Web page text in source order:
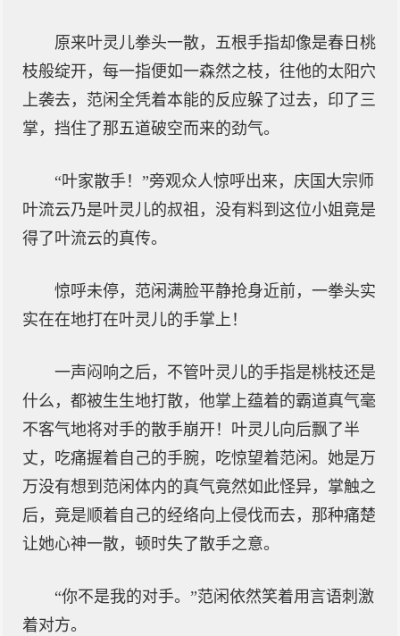
原来叶灵儿拳头一散，五根手指却像是春日桃
枝般绽开，每一指便如一森然之枝，往他的太阳穴
上袭去，范闲全凭着本能的反应躲了过去，印了三
掌，挡住了那五道破空而来的劲气。
“叶家散手！”旁观众人惊呼出来，庆国大宗师
叶流云乃是叶灵儿的叔祖，没有料到这位小姐竟是
得了叶流云的真传。
惊呼未停，范闲满脸平静抢身近前，一拳头实
实在在地打在叶灵儿的手掌上！
一声闷响之后，不管叶灵儿的手指是桃枝还是
什么，都被生生地打散，他掌上蕴着的霸道真气毫
不客气地将对手的散手崩开！叶灵儿向后飘了半
丈，吃痛握着自己的手腕，吃惊望着范闲。她是万
万没有想到范闲体内的真气竟然如此怪异，掌触之
后，竟是顺着自己的经络向上侵伐而去，那种痛楚
让她心神一散，顿时失了散手之意。
“你不是我的对手。”范闲依然笑着用言语刺激
着对方。